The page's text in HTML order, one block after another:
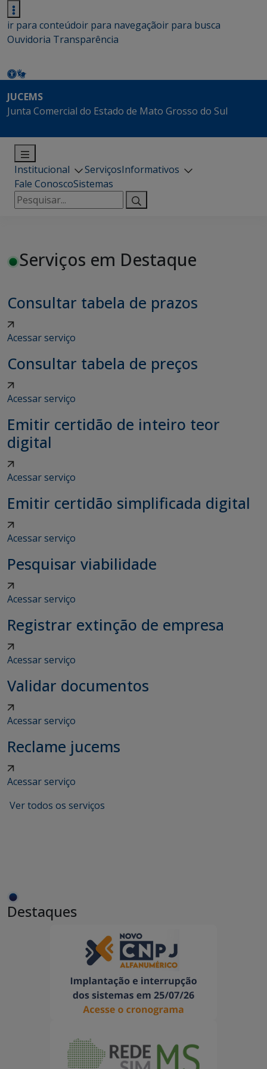
ir para conteúdoir para navegaçãoir para busca
Ouvidoria Transparência
JUCEMS
Junta Comercial do Estado de Mato Grosso do Sul
Institucional ServiçosInformativos
Fale ConoscoSistemas
Pesquisar
por:
Serviços em Destaque
Consultar tabela de prazos
Acessar serviço
Consultar tabela de preços
Acessar serviço
Emitir certidão de inteiro teor
digital
Acessar serviço
Emitir certidão simplificada digital
Acessar serviço
Pesquisar viabilidade
Acessar serviço
Registrar extinção de empresa
Acessar serviço
Validar documentos
Acessar serviço
Reclame jucems
Acessar serviço
Ver todos os serviços
Destaques